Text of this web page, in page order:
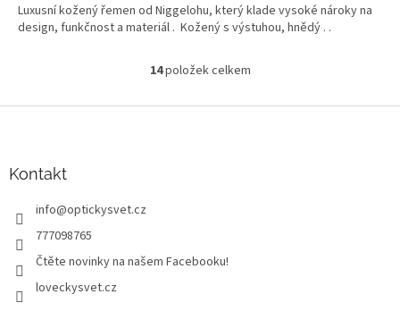
Luxusní kožený řemen od Niggelohu, který klade vysoké nároky na
design, funkčnost a materiál . Kožený s výstuhou, hnědý . .
O
l
k
14položek celkem
Kontakt
info@optickysvet.cz
777098765
Čtěte novinky na našem Facebooku!
loveckysvet.cz